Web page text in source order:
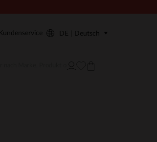
Kundenservice DE | Deutsch